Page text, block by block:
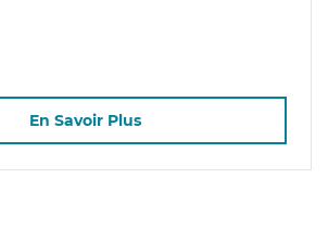
En Savoir Plus